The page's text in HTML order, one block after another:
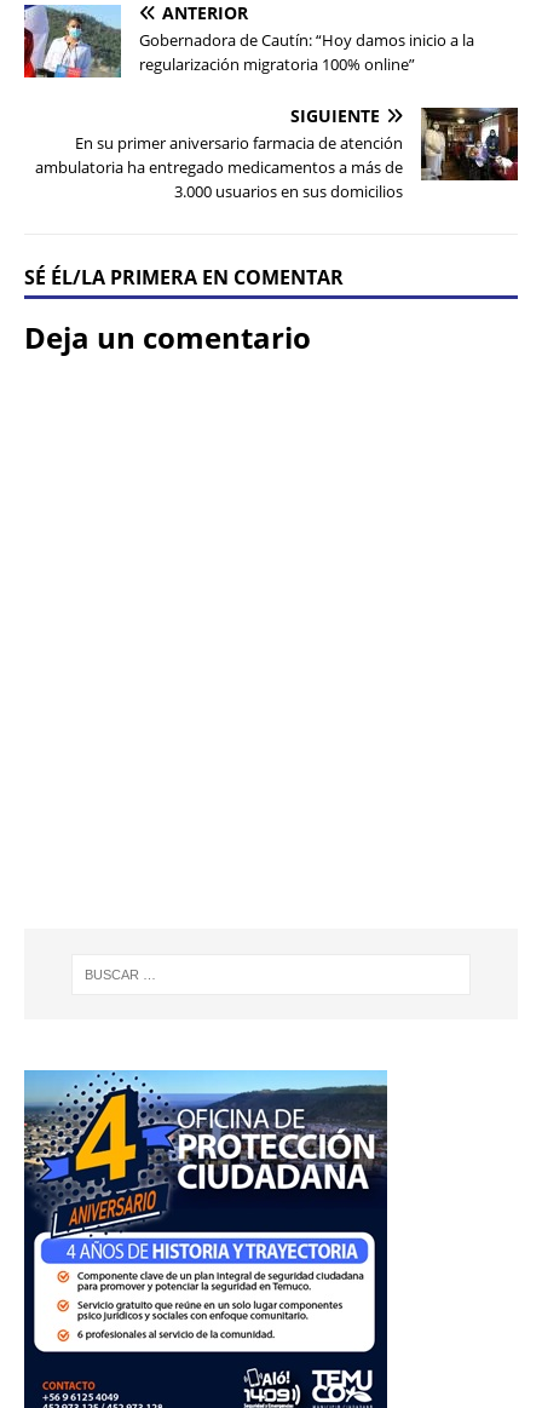
ANTERIOR
Gobernadora de Cautín: “Hoy damos inicio a la
regularización migratoria 100% online”
SIGUIENTE
En su primer aniversario farmacia de atención
ambulatoria ha entregado medicamentos a más de
3.000 usuarios en sus domicilios
SÉ ÉL/LA PRIMERA EN COMENTAR
Deja un comentario